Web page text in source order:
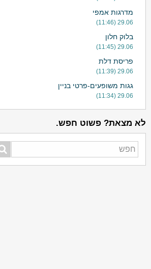
מדרגות אמפי
29.06 (11:46)
בלוק חלון
29.06 (11:45)
פריסת דלת
29.06 (11:39)
גגות משופעים-פרטי בניין
29.06 (11:34)
לא מצאת? פשוט חפש.